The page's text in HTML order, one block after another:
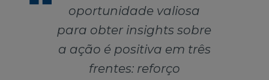
oportunidade valiosa
para obter insights sobre
a ação é positiva em três
frentes: reforço